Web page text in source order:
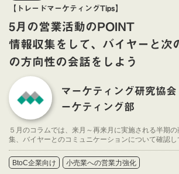
【トレードマーケティングTips】
5月の営業活動のPOINT
情報収集をして、バイヤーと次
の方向性の会話をしよう
マーケティング研究協
ーケティング部
５月のコラムでは、来月～再来月に実施される半期
集、バイヤーとのコミュニケーションについて確認し
BtoC企業向け 小売業への営業力強化